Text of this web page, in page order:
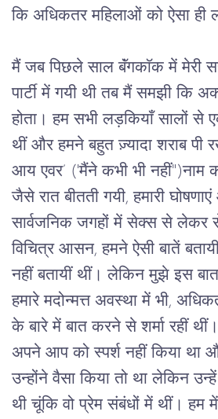
कि अधिकतर महिलाओं को ऐसा ही
मैं जब पिछले साल बॅंगकाॅक में मेरी
पार्टी में गयी थी तब मैं समझी कि
होता। हम सभी लड़कियाँ सालों से
थीं और हमने बहुत ज़्यादा शराब पी
आय एवर’ ('मैंने कभी भी
जैसे रात बीतती गयी, हमारी
सार्वजनिक जगहों में सेक्स से
विचित्र आसन, हमने ऐसी बातें
नहीं बतायीं थीं। लेकिन मुझे इस
हमारे मदोन्मत्त अवस्था में भी,
के बारे में बात करने से शर्मा रहीं
अपने आप को स्पर्श नहीं किया था
उन्होंने वैसा किया तो था लेकिन
थी चूंकि वो प्रेम संबंधों में थीं। हम